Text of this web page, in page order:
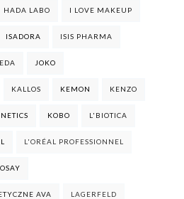
HADA LABO I LOVE MAKEUP
ISADORA ISIS PHARMA
JOKO
KALLOS KEMON KENZO
KOBO L'BIOTICA
L'ORÉAL PROFESSIONNEL
AVA LAGERFELD